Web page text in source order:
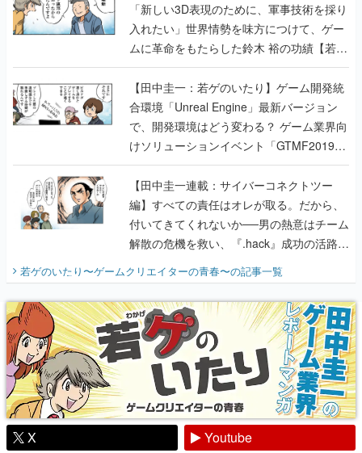
「新しい3D表現のために、軍事技術を採り
入れたい」世界情勢を味方につけて、ゲー
ムに革命をもたらした鈴木 裕の功績【若ゲ
のいたり】
【田中圭一：若ゲのいたり】ゲーム開発統
合環境「Unreal Engine」最新バージョン
で、開発環境はどう変わる？ ゲーム業界向
けソリューションイベント「GTMF2019」
に行って、より理解を深めよう【PR】
【田中圭一連載：サイバーコネクトツー
編】すべての責任はオレが取る。だから、
付いてきてくれないか──男の熱意はチーム
解散の危機を救い、『.hack』成功の活路を
開く。業界の快男児・松山 洋に流れる血は
『少年ジャンプ』色だった【若ゲのいた
り】
若ゲのいたり〜ゲームクリエイターの青春〜の記事一覧
X
Youtube